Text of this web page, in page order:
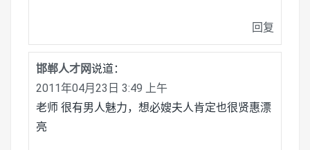
回复
邯郸人才网说道：
2011年04月23日 3:49 上午
老师 很有男人魅力，想必嫂夫人肯定也很贤惠漂
亮